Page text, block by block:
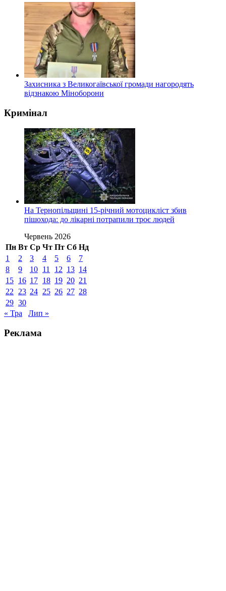
Захисника з Великогаївської громади нагородять
відзнакою Міноборони
Кримінал
На Тернопільщині 15-річний мотоцикліст збив
пішохода: до лікарні потрапили троє людей
Червень 2026
Пн Вт Ср Чт Пт Сб Нд
1
2 3 4 5 6
7
8
9 10 11 12 13 14
15 16 17 18 19 20 21
22
23 24 25 26 27 28
29 30
« Тра
Лип »
Реклама